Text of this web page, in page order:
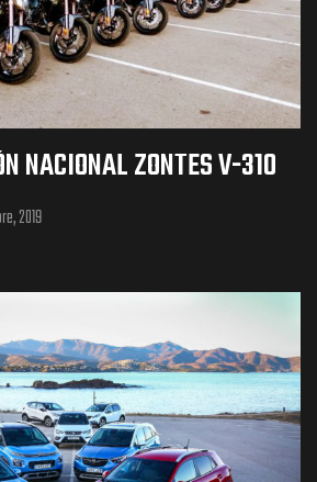
NACIONAL ZONTES V-310
2019